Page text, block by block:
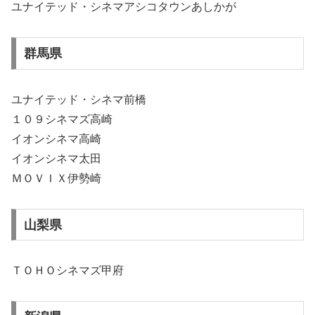
ユナイテッド・シネマアシコタウンあしかが
群馬県
ユナイテッド・シネマ前橋
１０９シネマズ高崎
イオンシネマ高崎
イオンシネマ太田
ＭＯＶＩＸ伊勢崎
山梨県
ＴＯＨＯシネマズ甲府